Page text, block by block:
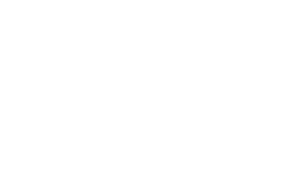
dan Berbangsa